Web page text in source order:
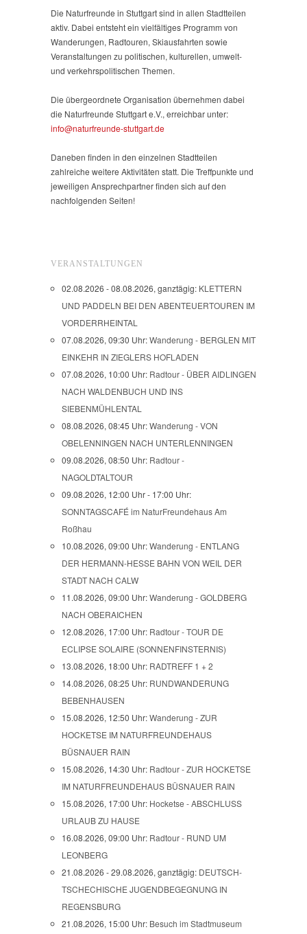
Die Naturfreunde in Stuttgart sind in allen Stadtteilen
aktiv. Dabei entsteht ein vielfältiges Programm von
Wanderungen, Radtouren, Skiausfahrten sowie
Veranstaltungen zu politischen, kulturellen, umwelt-
und verkehrspolitischen Themen.
Die übergeordnete Organisation übernehmen dabei
die Naturfreunde Stuttgart e.V., erreichbar unter:
info@naturfreunde-stuttgart.de
Daneben finden in den einzelnen Stadtteilen
zahlreiche weitere Aktivitäten statt. Die Treffpunkte und
jeweiligen Ansprechpartner finden sich auf den
nachfolgenden Seiten!
VERANSTALTUNGEN
02.08.2026 - 08.08.2026, ganztägig: KLETTERN
UND PADDELN BEI DEN ABENTEUERTOUREN IM
VORDERRHEINTAL
07.08.2026, 09:30 Uhr:Wanderung - BERGLEN MIT
EINKEHR IN ZIEGLERS HOFLADEN
07.08.2026, 10:00 Uhr: Radtour - ÜBER AIDLINGEN
NACH WALDENBUCH UND INS
SIEBENMÜHLENTAL
08.08.2026, 08:45 Uhr:Wanderung - VON
OBELENNINGEN NACH UNTERLENNINGEN
09.08.2026, 08:50 Uhr: Radtour -
NAGOLDTALTOUR
09.08.2026, 12:00 Uhr - 17:00 Uhr:
SONNTAGSCAFÉ im NaturFreundehaus Am
Roßhau
10.08.2026, 09:00 Uhr:Wanderung - ENTLANG
DER HERMANN-HESSE BAHN VON WEIL DER
STADT NACH CALW
11.08.2026, 09:00 Uhr:Wanderung - GOLDBERG
NACH OBERAICHEN
12.08.2026, 17:00 Uhr: Radtour - TOUR DE
ECLIPSE SOLAIRE (SONNENFINSTERNIS)
13.08.2026, 18:00 Uhr: RADTREFF 1 + 2
14.08.2026, 08:25 Uhr: RUNDWANDERUNG
BEBENHAUSEN
15.08.2026, 12:50 Uhr:Wanderung - ZUR
HOCKETSE IM NATURFREUNDEHAUS
BÜSNAUER RAIN
15.08.2026, 14:30 Uhr: Radtour - ZUR HOCKETSE
IM NATURFREUNDEHAUS BÜSNAUER RAIN
15.08.2026, 17:00 Uhr: Hocketse - ABSCHLUSS
URLAUB ZU HAUSE
16.08.2026, 09:00 Uhr: Radtour - RUND UM
LEONBERG
21.08.2026 - 29.08.2026, ganztägig: DEUTSCH-
TSCHECHISCHE JUGENDBEGEGNUNG IN
REGENSBURG
21.08.2026, 15:00 Uhr: Besuch im Stadtmuseum